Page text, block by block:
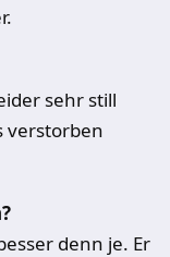
sehr still
verstorben
denn je. Er